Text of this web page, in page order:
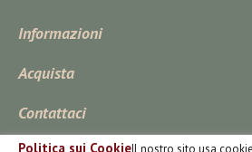
Politica sui CookieIl nostro sito usa
Informazioni
Acquista
Contattaci